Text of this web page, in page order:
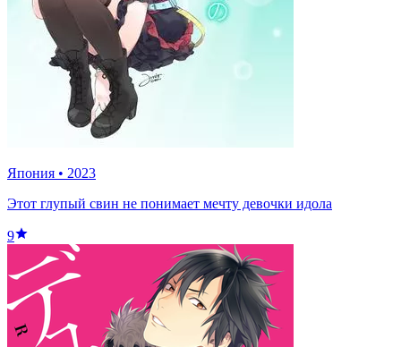
Япония • 2023
Этот глупый свин не понимает мечту девочки идола
9